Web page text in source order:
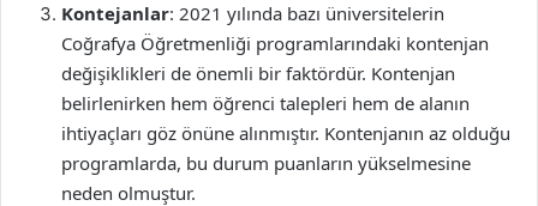
Kontejanlar: 2021 yılında bazı üniversitelerin
Coğrafya Öğretmenliği programlarındaki kontenjan
değişiklikleri de önemli bir faktördür. Kontenjan
belirlenirken hem öğrenci talepleri hem de alanın
ihtiyaçları göz önüne alınmıştır. Kontenjanın az olduğu
programlarda, bu durum puanların yükselmesine
neden olmuştur.